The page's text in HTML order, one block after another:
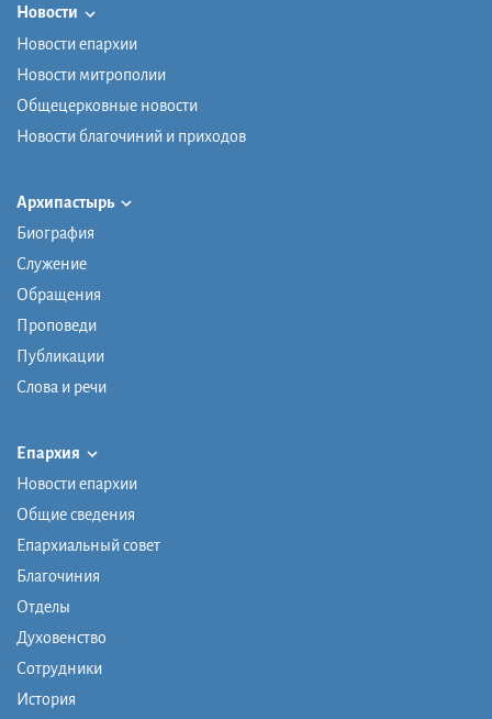
Новости
Новости епархии
Новости митрополии
Общецерковные новости
Новости благочиний и приходов
Архипастырь
Биография
Служение
Обращения
Проповеди
Публикации
Слова и речи
Епархия
Новости епархии
Общие сведения
Епархиальный совет
Благочиния
Отделы
Духовенство
Сотрудники
История